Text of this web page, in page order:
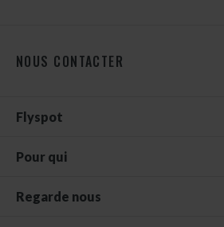
NOUS CONTACTER
Flyspot
Pour qui
Regarde nous